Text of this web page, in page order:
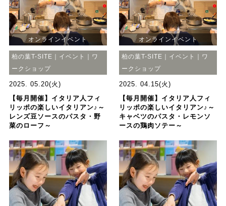
オンラインイベント
柏の葉T-SITE｜イベント｜ワ
ークショップ
2025. 05.20(火)
【毎月開催】イタリア人フィ
リッポの楽しいイタリアン♪～
レンズ豆ソースのパスタ・野
菜のローフ～
オンラインイベント
柏の葉T-SITE｜イベント｜ワ
ークショップ
2025. 04.15(火)
【毎月開催】イタリア人フィ
リッポの楽しいイタリアン♪～
キャベツのパスタ・レモンソ
ースの鶏肉ソテー～